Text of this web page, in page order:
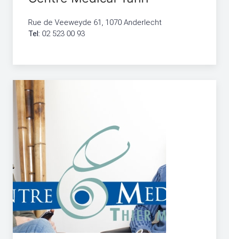
Rue de Veeweyde 61, 1070 Anderlecht
Tel: 02 523 00 93